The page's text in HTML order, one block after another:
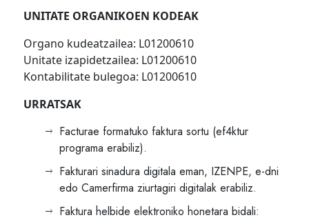
UNITATE ORGANIKOEN KODEAK
Organo kudeatzailea: L01200610
Unitate izapidetzailea: L01200610
Kontabilitate bulegoa: L01200610
URRATSAK
Facturae formatuko faktura sortu (ef4ktur
programa erabiliz).
Fakturari sinadura digitala eman, IZENPE, e-dni
edo Camerfirma ziurtagiri digitalak erabiliz.
Faktura helbide elektroniko honetara bidali: